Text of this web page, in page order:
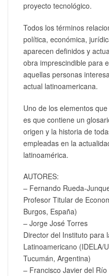
proyecto tecnológico.
Todos los términos
política, económica,
aparecen definidos y
obra imprescindible para
aquellas personas
actual latinoamericana.
Uno de los elementos
es que contiene un
origen y la historia de
empleadas en la
latinoamérica.
AUTORES:
– Fernando Rueda-
Profesor Titular de
Burgos, España)
– Jorge José Torres
Director del Instituto para
Latinoamericano (IDELA/
Tucumán, Argentina)
– Francisco Javier del Río